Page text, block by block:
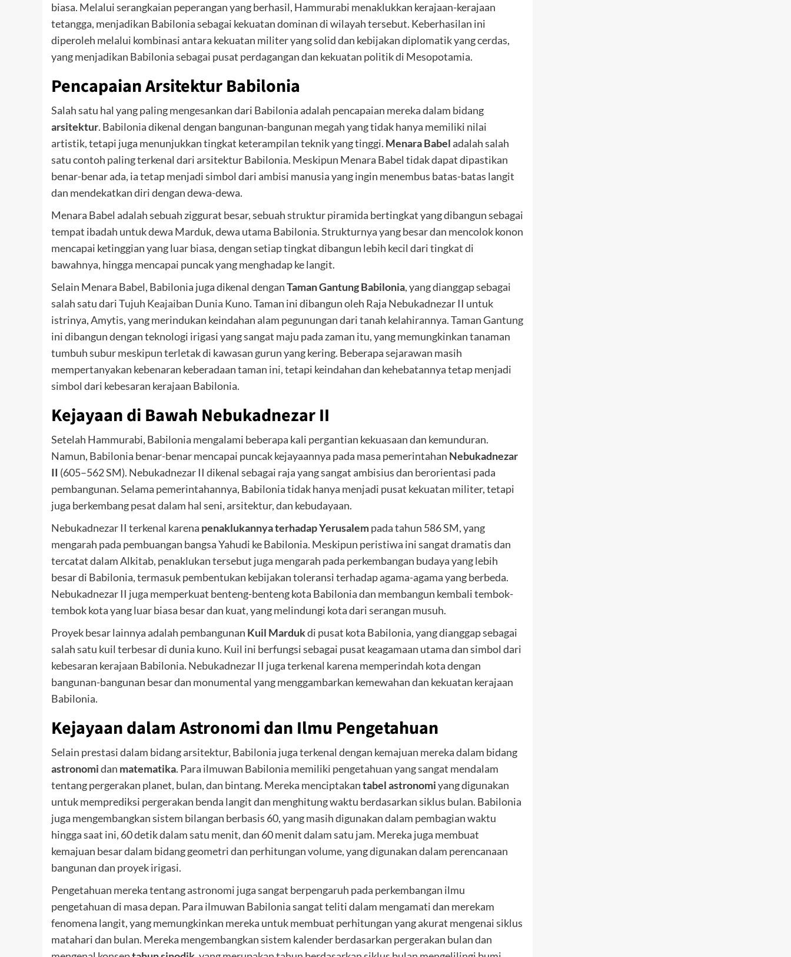
biasa. Melalui serangkaian peperangan yang berhasil, Hammurabi menaklukkan kerajaan-kerajaan
tetangga, menjadikan Babilonia sebagai kekuatan dominan di wilayah tersebut. Keberhasilan ini
diperoleh melalui kombinasi antara kekuatan militer yang solid dan kebijakan diplomatik yang cerdas,
yang menjadikan Babilonia sebagai pusat perdagangan dan kekuatan politik di Mesopotamia.
Pencapaian Arsitektur Babilonia
Salah satu hal yang paling mengesankan dari Babilonia adalah pencapaian mereka dalam bidang
arsitektur. Babilonia dikenal dengan bangunan-bangunan megah yang tidak hanya memiliki nilai
artistik, tetapi juga menunjukkan tingkat keterampilan teknik yang tinggi. Menara Babeladalah salah
satu contoh paling terkenal dari arsitektur Babilonia. Meskipun Menara Babel tidak dapat dipastikan
benar-benar ada, ia tetap menjadi simbol dari ambisi manusia yang ingin menembus batas-batas langit
dan mendekatkan diri dengan dewa-dewa.
Menara Babel adalah sebuah ziggurat besar, sebuah struktur piramida bertingkat yang dibangun sebagai
tempat ibadah untuk dewa Marduk, dewa utama Babilonia. Strukturnya yang besar dan mencolok konon
mencapai ketinggian yang luar biasa, dengan setiap tingkat dibangun lebih kecil dari tingkat di
bawahnya, hingga mencapai puncak yang menghadap ke langit.
Selain Menara Babel, Babilonia juga dikenal denganTaman Gantung Babilonia, yang dianggap sebagai
salah satu dari Tujuh Keajaiban Dunia Kuno. Taman ini dibangun oleh Raja Nebukadnezar II untuk
istrinya, Amytis, yang merindukan keindahan alam pegunungan dari tanah kelahirannya. Taman Gantung
ini dibangun dengan teknologi irigasi yang sangat maju pada zaman itu, yang memungkinkan tanaman
tumbuh subur meskipun terletak di kawasan gurun yang kering. Beberapa sejarawan masih
mempertanyakan kebenaran keberadaan taman ini, tetapi keindahan dan kehebatannya tetap menjadi
simbol dari kebesaran kerajaan Babilonia.
Kejayaan di Bawah Nebukadnezar II
Setelah Hammurabi, Babilonia mengalami beberapa kali pergantian kekuasaan dan kemunduran.
Namun, Babilonia benar-benar mencapai puncak kejayaannya pada masa pemerintahan Nebukadnezar
II (605–562 SM). Nebukadnezar II dikenal sebagai raja yang sangat ambisius dan berorientasi pada
pembangunan. Selama pemerintahannya, Babilonia tidak hanya menjadi pusat kekuatan militer, tetapi
juga berkembang pesat dalam hal seni, arsitektur, dan kebudayaan.
Nebukadnezar II terkenal karena penaklukannya terhadap Yerusalempada tahun 586 SM, yang
mengarah pada pembuangan bangsa Yahudi ke Babilonia. Meskipun peristiwa ini sangat dramatis dan
tercatat dalam Alkitab, penaklukan tersebut juga mengarah pada perkembangan budaya yang lebih
besar di Babilonia, termasuk pembentukan kebijakan toleransi terhadap agama-agama yang berbeda.
Nebukadnezar II juga memperkuat benteng-benteng kota Babilonia dan membangun kembali tembok-
tembok kota yang luar biasa besar dan kuat, yang melindungi kota dari serangan musuh.
Proyek besar lainnya adalah pembangunan Kuil Mardukdi pusat kota Babilonia, yang dianggap sebagai
salah satu kuil terbesar di dunia kuno. Kuil ini berfungsi sebagai pusat keagamaan utama dan simbol dari
kebesaran kerajaan Babilonia. Nebukadnezar II juga terkenal karena memperindah kota dengan
bangunan-bangunan besar dan monumental yang menggambarkan kemewahan dan kekuatan kerajaan
Babilonia.
Kejayaan dalam Astronomi dan Ilmu Pengetahuan
Selain prestasi dalam bidang arsitektur, Babilonia juga terkenal dengan kemajuan mereka dalam bidang
astronomidan matematika. Para ilmuwan Babilonia memiliki pengetahuan yang sangat mendalam
tentang pergerakan planet, bulan, dan bintang. Mereka menciptakantabel astronomiyang digunakan
untuk memprediksi pergerakan benda langit dan menghitung waktu berdasarkan siklus bulan. Babilonia
juga mengembangkan sistem bilangan berbasis 60, yang masih digunakan dalam pembagian waktu
hingga saat ini, 60 detik dalam satu menit, dan 60 menit dalam satu jam. Mereka juga membuat
kemajuan besar dalam bidang geometri dan perhitungan volume, yang digunakan dalam perencanaan
bangunan dan proyek irigasi.
Pengetahuan mereka tentang astronomi juga sangat berpengaruh pada perkembangan ilmu
pengetahuan di masa depan. Para ilmuwan Babilonia sangat teliti dalam mengamati dan merekam
fenomena langit, yang memungkinkan mereka untuk membuat perhitungan yang akurat mengenai siklus
matahari dan bulan. Mereka mengembangkan sistem kalender berdasarkan pergerakan bulan dan